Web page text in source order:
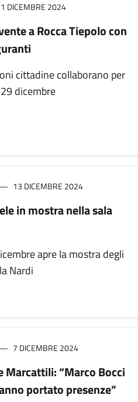
DICEMBRE 2024
a Rocca Tiepolo con
cittadine collaborano per
dicembre
13 DICEMBRE 2024
in mostra nella sala
apre la mostra degli
Nardi
7 DICEMBRE 2024
Marcattili: “Marco Bocci
portato presenze”